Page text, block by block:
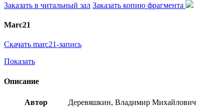
Заказать в читальный зал Заказать копию фрагмента
Marc21
Скачать marc21-запись
Показать
Описание
Автор Деревяшкин, Владимир Михайлович